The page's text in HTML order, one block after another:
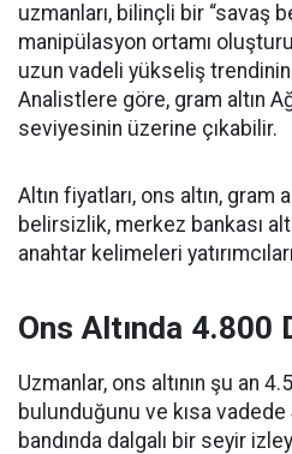
uzmanları, bilinçli bir “savaş
manipülasyon ortamı
uzun vadeli yükseliş
Analistlere göre, gram altın
seviyesinin üzerine çıkabilir.
Altın fiyatları, ons altın, gram
belirsizlik, merkez bankası
anahtar kelimeleri
Ons Altında 4.800
Uzmanlar, ons altının şu an
bulunduğunu ve kısa
bandında dalgalı bir seyir